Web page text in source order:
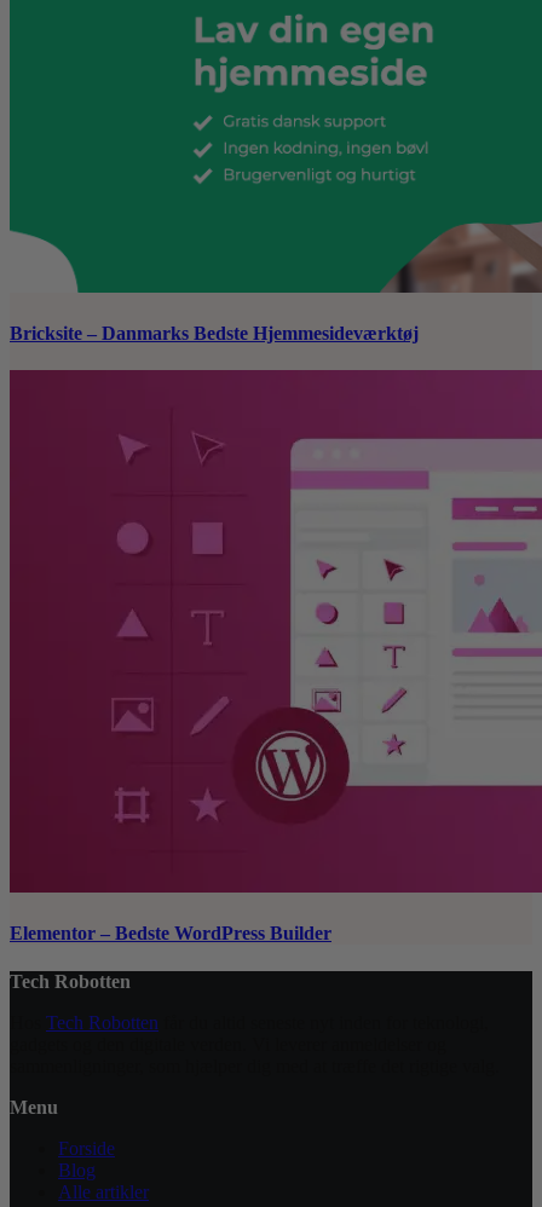
Bricksite – Danmarks Bedste Hjemmesideværktøj
Elementor – Bedste WordPress Builder
Tech Robotten
Tech Robotten
Menu
Forside
Blog
Alle artikler